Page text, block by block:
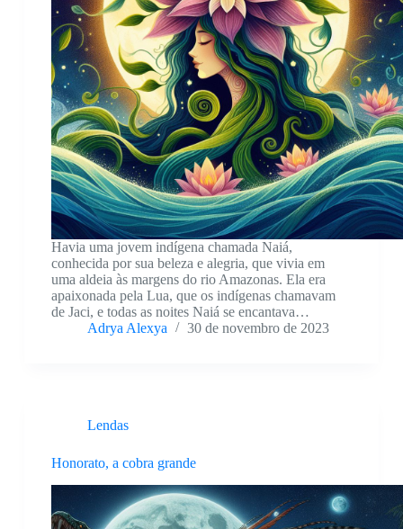
Havia uma jovem indígena chamada Naiá,
conhecida por sua beleza e alegria, que vivia em
uma aldeia às margens do rio Amazonas. Ela era
apaixonada pela Lua, que os indígenas chamavam
de Jaci, e todas as noites Naiá se encantava…
Adrya Alexya
30 de novembro de 2023
Lendas
Honorato, a cobra grande